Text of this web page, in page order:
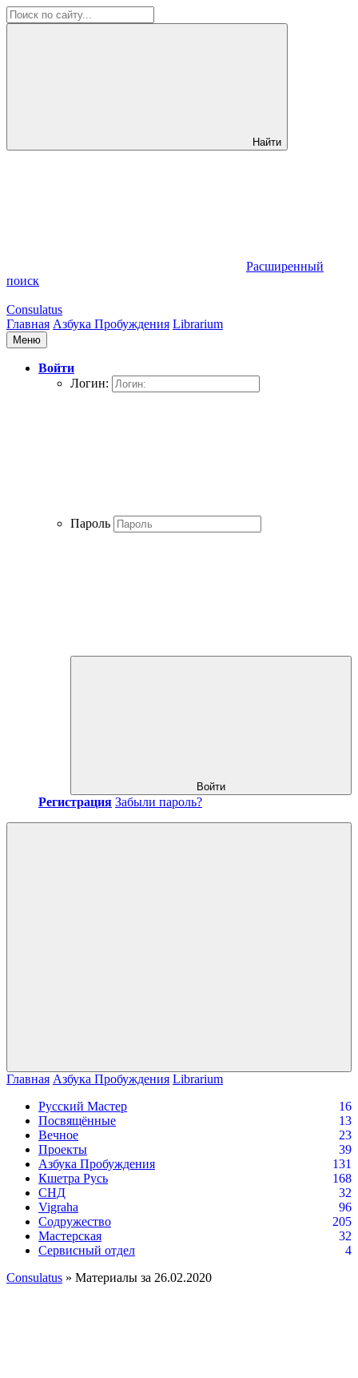
Найти
Расширенный
поиск
Consulatus
Главная Азбука Пробуждения Librarium
Меню
Войти
Логин:
Пароль
Войти
Регистрация Забыли пароль?
Главная Азбука Пробуждения Librarium
Русский Мастер
16
Посвящённые
13
Вечное
23
Проекты
39
Азбука Пробуждения
131
Кшетра Русь
168
СНД
32
Vigraha
96
Содружество
205
Мастерская
32
Сервисный отдел
4
Consulatus » Материалы за 26.02.2020